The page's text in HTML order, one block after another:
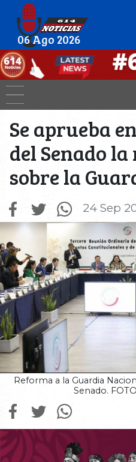
06 Ago 2026
Se aprueba
del Senado
sobre la
24 Sep
Reforma a la Guardia
Senado.